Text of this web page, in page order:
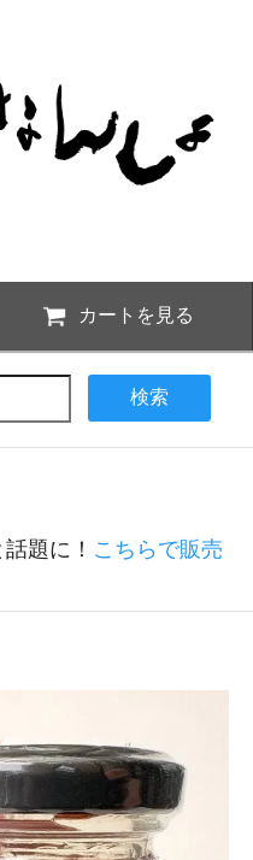
カートを見る
検索
題に！ こちらで販売